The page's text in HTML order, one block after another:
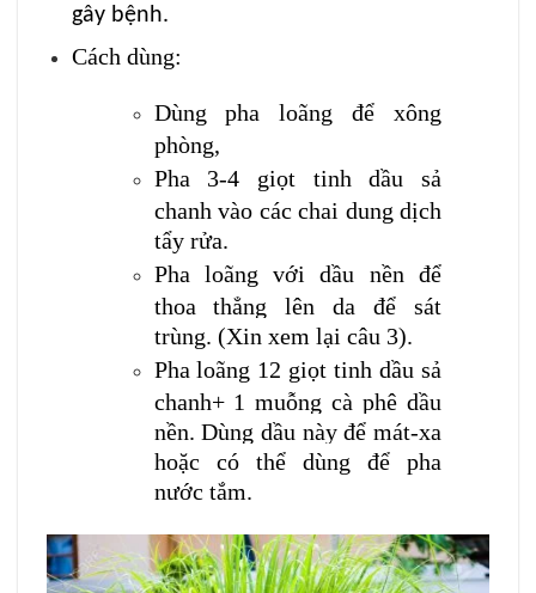
gây bệnh.
Cách dùng:
Dùng pha loãng để xông
phòng,
Pha 3-4 giọt tinh dầu sả
chanh vào các chai dung dịch
tẩy rửa.
Pha loãng với dầu nền để
thoa thẳng lên da để sát
trùng. (Xin xem lại câu 3).
Pha loãng 12 giọt tinh dầu sả
chanh+ 1 muỗng cà phê dầu
nền. Dùng dầu này để mát-xa
hoặc có thể dùng để pha
nước tắm.